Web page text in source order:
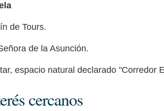
de Tours.
de la Asunción.
espacio natural declarado "Corredor
cercanos